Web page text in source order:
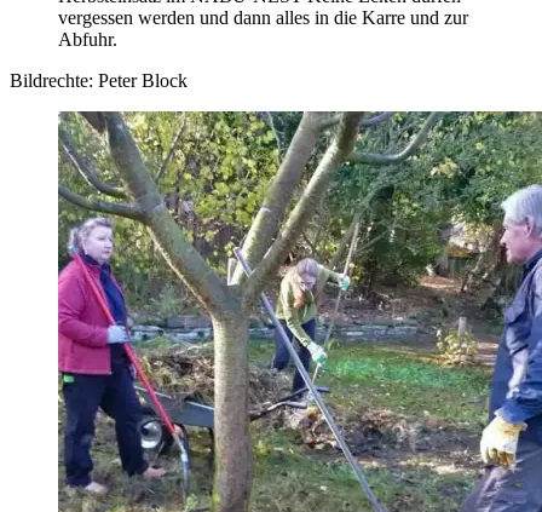
vergessen werden und dann alles in die Karre und zur
Abfuhr.
Bildrechte: Peter Block